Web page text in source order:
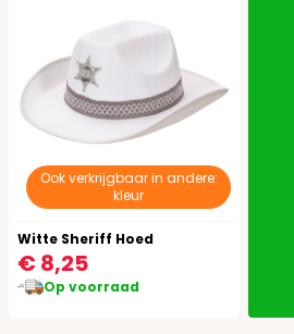
Ook verkrijgbaar in andere:
kleur
Witte Sheriff Hoed
€ 8,25
Op voorraad